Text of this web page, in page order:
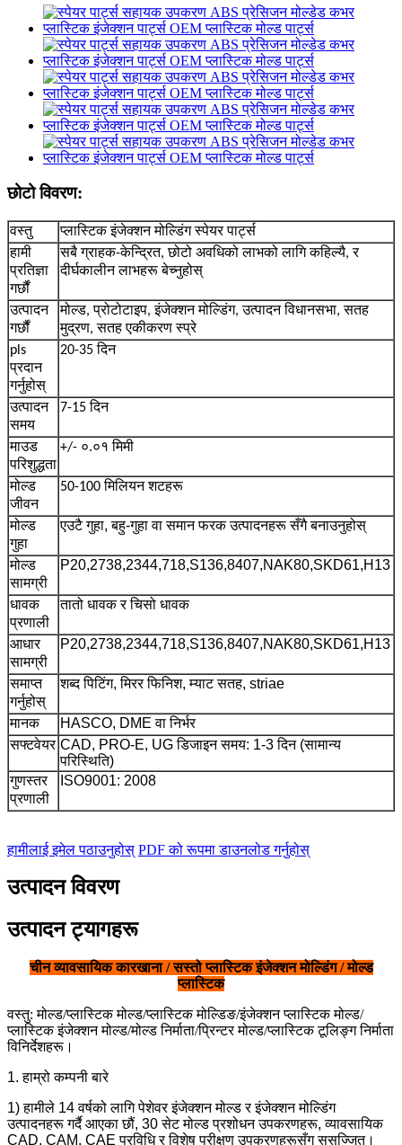
छोटो विवरण:
वस्तु
प्लास्टिक इंजेक्शन मोल्डिंग स्पेयर पार्ट्स
हामी
प्रतिज्ञा
गर्छौं
सबै ग्राहक-केन्द्रित, छोटो अवधिको लाभको लागि कहिल्यै, र
दीर्घकालीन लाभहरू बेच्नुहोस्
उत्पादन
गर्छौं
मोल्ड, प्रोटोटाइप, इंजेक्शन मोल्डिंग, उत्पादन विधानसभा, सतह
मुद्रण, सतह एकीकरण स्प्रे
pls
प्रदान
गर्नुहोस्
20-35 दिन
उत्पादन
समय
7-15 दिन
माउड
परिशुद्धता
+/- ०.०१ मिमी
मोल्ड
जीवन
50-100 मिलियन शटहरू
मोल्ड
गुहा
एउटै गुहा, बहु-गुहा वा समान फरक उत्पादनहरू सँगै बनाउनुहोस्
मोल्ड
सामग्री
P20,2738,2344,718,S136,8407,NAK80,SKD61,H13
धावक
प्रणाली
तातो धावक र चिसो धावक
आधार
सामग्री
P20,2738,2344,718,S136,8407,NAK80,SKD61,H13
समाप्त
गर्नुहोस्
शब्द पिटिंग, मिरर फिनिश, म्याट सतह, striae
मानक HASCO, DME वा निर्भर
सफ्टवेयर CAD, PRO-E, UG डिजाइन समय: 1-3 दिन (सामान्य
परिस्थिति)
गुणस्तर
प्रणाली
ISO9001: 2008
हामीलाई इमेल पठाउनुहोस् PDF को रूपमा डाउनलोड गर्नुहोस्
उत्पादन विवरण
उत्पादन ट्यागहरू
चीन व्यावसायिक कारखाना / सस्तो प्लास्टिक इंजेक्शन मोल्डिंग / मोल्ड
प्लास्टिक
वस्तु: मोल्ड/प्लास्टिक मोल्ड/प्लास्टिक मोल्डिङ/इंजेक्शन प्लास्टिक मोल्ड/
प्लास्टिक इंजेक्शन मोल्ड/मोल्ड निर्माता/प्रिन्टर मोल्ड/प्लास्टिक टूलिङ्ग निर्माता
विनिर्देशहरू।
1. हाम्रो कम्पनी बारे
1) हामीले 14 वर्षको लागि पेशेवर इंजेक्शन मोल्ड र इंजेक्शन मोल्डिंग
उत्पादनहरू गर्दै आएका छौं, 30 सेट मोल्ड प्रशोधन उपकरणहरू, व्यावसायिक
CAD, CAM, CAE प्रविधि र विशेष परीक्षण उपकरणहरूसँग सुसज्जित।